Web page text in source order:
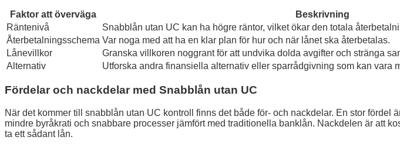
Faktor att överväga
Beskrivning
Räntenivå
Snabblån utan UC kan ha högre räntor, vilket ökar den totala
Återbetalningsschema Var noga med att ha en klar plan för hur och när lånet ska återbetalas.
Lånevillkor
Granska villkoren noggrant för att undvika dolda avgifter och stränga
Alternativ
Utforska andra finansiella alternativ eller sparrådgivning som kan vara
Fördelar och nackdelar med Snabblån utan UC
När det kommer till snabblån utan UC kontroll finns det både för- och nackdelar. En stor
mindre byråkrati och snabbare processer jämfört med traditionella banklån. Nackdelen är att
ta ett sådant lån.